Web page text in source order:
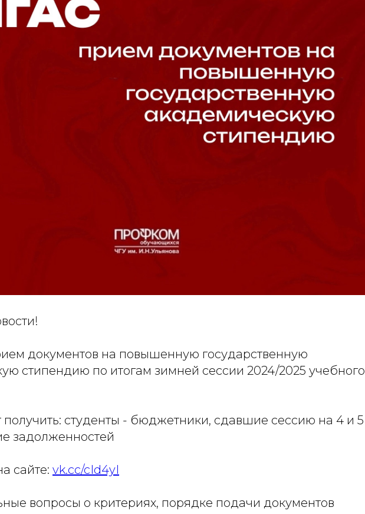
документов на повышенную государственную
стипендию по итогам зимней сессии 2024/2025 учебного
получить: студенты - бюджетники, сдавшие сессию на 4 и 5
задолженностей
сайте: vk.cc/cId4yI
вопросы о критериях, порядке подачи документов